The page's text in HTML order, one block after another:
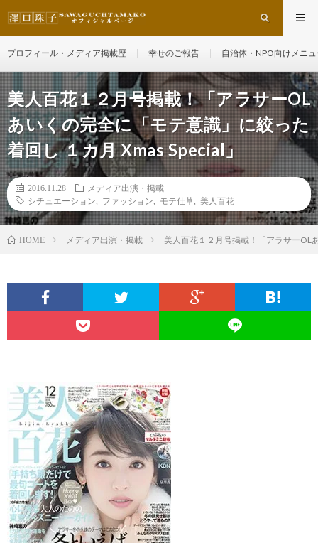
プロフィール・メディア掲載歴 幸せのご報告 自治体・NPO向けメニ
美人百花１２月号掲載！「アラサーOL
あいくの完全に「モテ意識」に絞った
着回し １カ月 Xmas Special」
2016.11.28
メディア出演・掲載
シチュエーション
ファッション モテ仕草 美人百花
HOME メディア出演・掲載 美人百花１２月号掲載！「アラサーOL